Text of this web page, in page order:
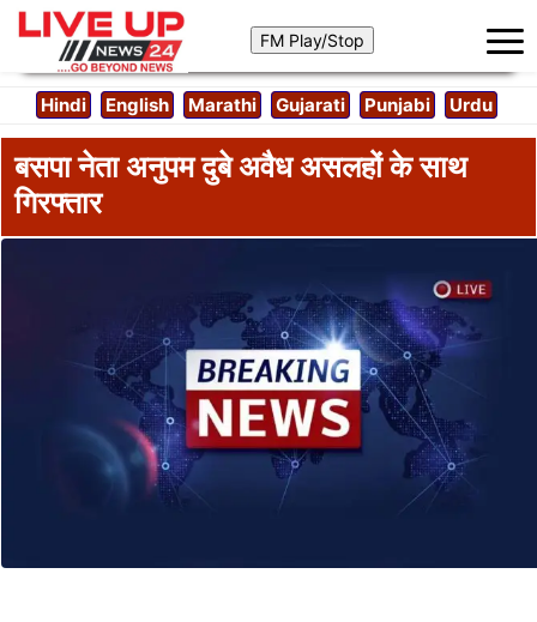
Hindi English Marathi Gujarati Punjabi Urdu
बसपा नेता अनुपम दुबे अवैध असलहों के साथ
गिरफ्तार